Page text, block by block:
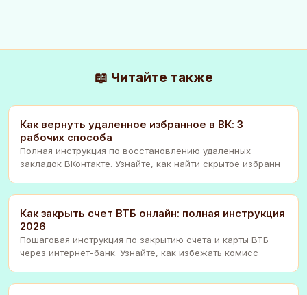
📖 Читайте также
Как вернуть удаленное избранное в ВК: 3
рабочих способа
Полная инструкция по восстановлению удаленных
закладок ВКонтакте. Узнайте, как найти скрытое избранн
Как закрыть счет ВТБ онлайн: полная инструкция
2026
Пошаговая инструкция по закрытию счета и карты ВТБ
через интернет-банк. Узнайте, как избежать комисс